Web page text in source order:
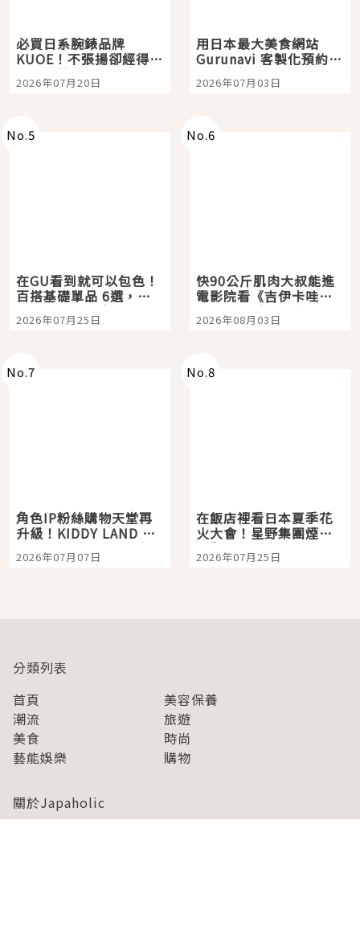
必買日系腕錶品牌
KUOE！不張揚卻經得起
時間洗鍊的經典之作五
選
2026年07月20日
用日本最大美食網站
Gurunavi 客製化預約九
大都市餐廳，打造專屬
美食體驗！
2026年07月03日
No.5
在GU看到就可以包色！
百搭基礎單品 6選，閉
眼全收也不心疼
2026年07月25日
No.6
快90公斤肌肉大叔能進
電影院看《吉伊卡哇》
嗎？日本重金屬樂團
「打首」會長與nagano
2026年08月03日
No.7
角色IP粉絲購物天堂再
升級！KIDDY LAND 原
宿店吉伊卡哇迎客，新
開幕 OMOKADO 店3分
2026年07月07日
No.8
在飯店裡看日本夏季花
火大會！星野集團煙火
景觀飯店6選，讓你不用
人擠人悠閒欣賞
2026年07月25日
分類列表
首頁
美容保養
潮流
旅遊
美食
時尚
藝能娛樂
購物
關於Japaholic